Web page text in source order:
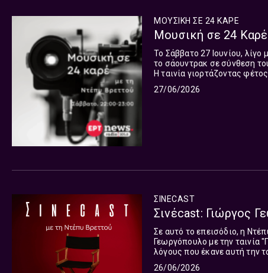
ΜΟΥΣΙΚΗ ΣΕ 24 ΚΑΡΕ
Μουσική σε 24
Το Σάββατο 27 Iουνίου,
το σάουντρακ σε σύνθεση
Η ταινία γιορτάζοντας
27/06/2026
ΣΙΝΕCAST
Σινέcast: Γιώργος
Σε αυτό το επεισόδιο, η
Γεωργόπουλο με την ταινία "Πολύ
λόγους που έκανε αυτή την
26/06/2026